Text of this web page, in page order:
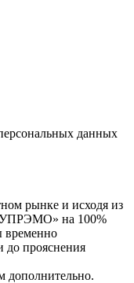
данных
рынке и исходя из
на 100%
временно
до прояснения
дополнительно.